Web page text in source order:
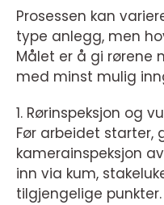
Prosessen kan
type anlegg, men
Målet er å gi rørene
med minst mulig
1. Rørinspeksjon og
Før arbeidet starter,
kamerainspeksjon
inn via kum,
tilgjengelige